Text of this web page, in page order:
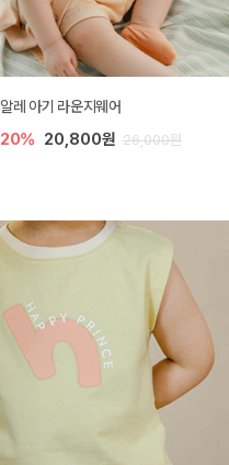
알레 아기 라운지웨어
20% 20,800원 26,000원